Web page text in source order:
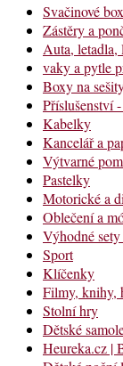
Svačinové
Zástěry a
Auta, letadla,
vaky a pytle
Boxy na
Příslušenství
Kabelky
Kancelář a
Výtvarné
Pastelky
Motorické a
Oblečení a
Výhodné
Sport
Klíčenky
Filmy, knihy,
Stolní hry
Dětské
Heureka.cz |